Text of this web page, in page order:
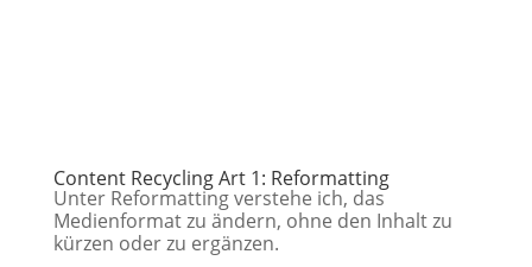
Content Recycling Art 1: Reformatting
Unter Reformatting verstehe ich, das
Medienformat zu ändern, ohne den Inhalt zu
kürzen oder zu ergänzen.